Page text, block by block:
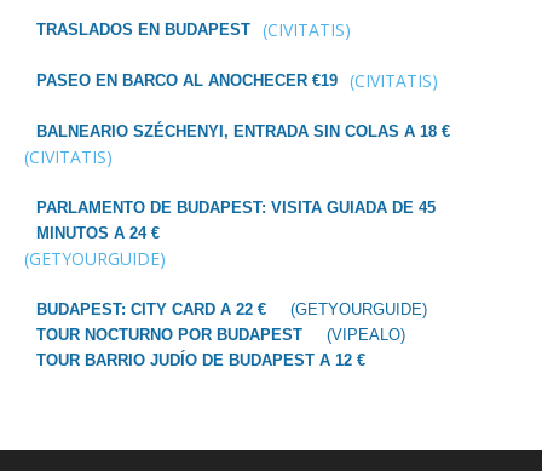
TRASLADOS EN BUDAPEST (CIVITATIS)
PASEO EN BARCO AL ANOCHECER €19 (CIVITATIS)
BALNEARIO SZÉCHENYI, ENTRADA SIN COLAS A 18 €
(CIVITATIS)
PARLAMENTO DE BUDAPEST: VISITA GUIADA DE 45
MINUTOS A 24 €
(GETYOURGUIDE)
BUDAPEST: CITY CARD A 22 €
(GETYOURGUIDE)
TOUR NOCTURNO POR BUDAPEST
(VIPEALO)
TOUR BARRIO JUDÍO DE BUDAPEST A 12 €